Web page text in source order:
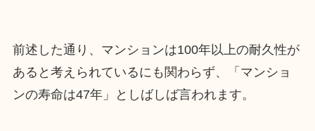
前述した通り、マンションは100年以上の耐久性が
あると考えられているにも関わらず、「マンショ
ンの寿命は47年」としばしば言われます。